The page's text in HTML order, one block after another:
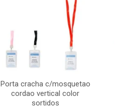
Porta cracha c/mosquetao
cordao vertical color
sortidos